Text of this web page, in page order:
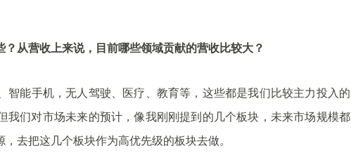
从营收上来说，目前哪些领域贡献的营收比较大？
智能手机，无人驾驶、医疗、教育等，这些都是我们比较主力投入的
我们对市场未来的预计，像我刚刚提到的几个板块，未来市场规模都
去把这几个板块作为高优先级的板块去做。